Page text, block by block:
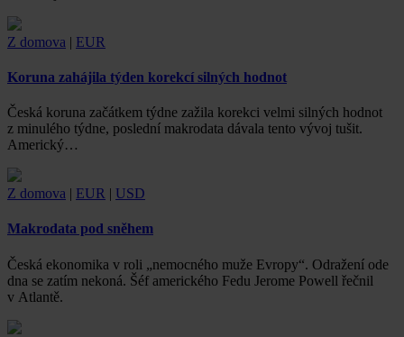
Z domova | EUR
Koruna zahájila týden korekcí silných hodnot
Česká koruna začátkem týdne zažila korekci velmi silných hodnot
z minulého týdne, poslední makrodata dávala tento vývoj tušit.
Americký…
Z domova | EUR | USD
Makrodata pod sněhem
Česká ekonomika v roli „nemocného muže Evropy“. Odražení ode
dna se zatím nekoná. Šéf amerického Fedu Jerome Powell řečnil
v Atlantě.